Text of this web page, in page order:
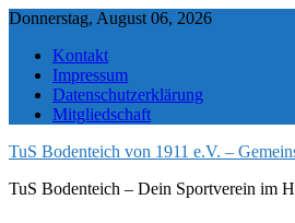
Skip
content
Donnerstag, August 06, 2026
Kontakt
Impressum
Datenschutzerklärung
Mitgliedschaft
TuS Bodenteich von 1911 e.V. –
TuS Bodenteich – Dein Sportverein im